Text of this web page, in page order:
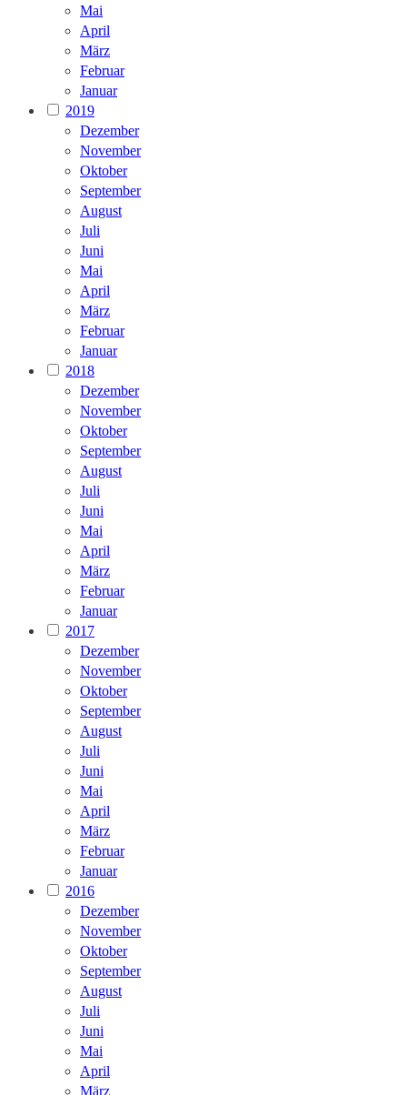
Mai
April
März
Februar
Januar
2019
Dezember
November
Oktober
September
August
Juli
Juni
Mai
April
März
Februar
Januar
2018
Dezember
November
Oktober
September
August
Juli
Juni
Mai
April
März
Februar
Januar
2017
Dezember
November
Oktober
September
August
Juli
Juni
Mai
April
März
Februar
Januar
2016
Dezember
November
Oktober
September
August
Juli
Juni
Mai
April
März